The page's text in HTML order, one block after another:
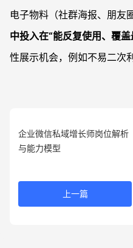
电子物料（社群海报、朋友
中投入在“能反复使用、覆
性展示机会，例如不易二次
企业微信私域增长师岗位解析
与能力模型
上一篇